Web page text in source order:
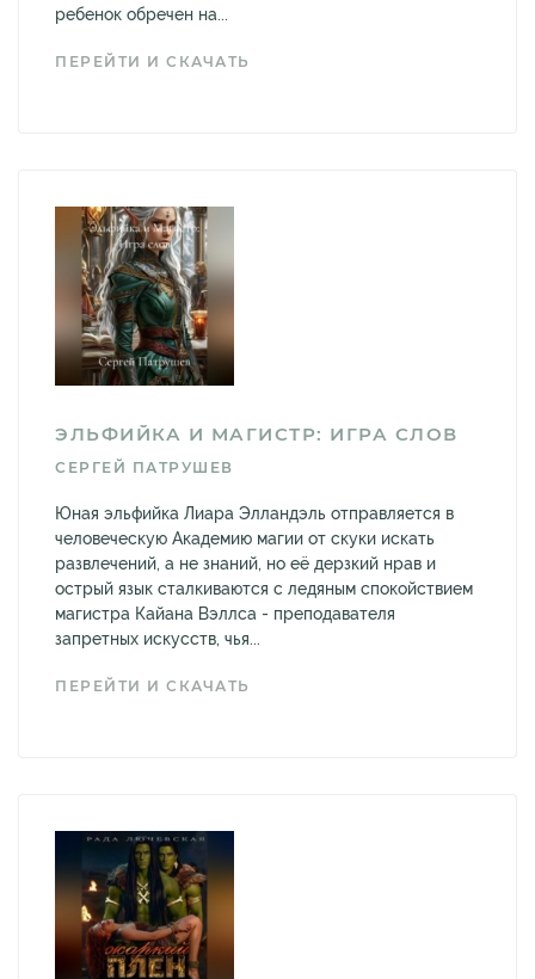
ребенок обречен на...
ПЕРЕЙТИ И СКАЧАТЬ
ЭЛЬФИЙКА И МАГИСТР: ИГРА СЛОВ
СЕРГЕЙ ПАТРУШЕВ
Юная эльфийка Лиара Элландэль отправляется в
человеческую Академию магии от скуки искать
развлечений, а не знаний, но её дерзкий нрав и
острый язык сталкиваются с ледяным спокойствием
магистра Кайана Вэллса - преподавателя
запретных искусств, чья...
ПЕРЕЙТИ И СКАЧАТЬ